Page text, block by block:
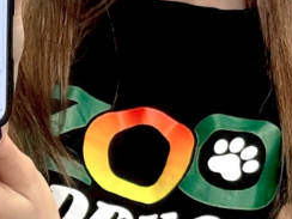
КОГТЕТОЧКА-СТОЛБИК - ЛАПА NUNBELL
#263 ИЗ СИЗАЛЯ С ИГРУШКАМИ. ЦВЕТ:
ЧЕРНЫЙ. ВЫСОТА: 40 СМ.